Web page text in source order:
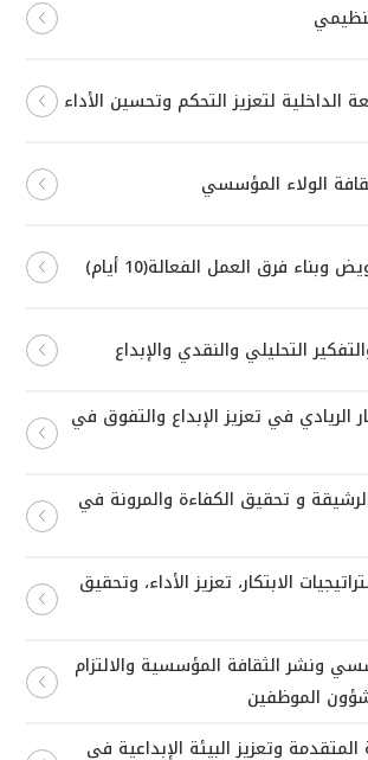
الداخلية لتعزيز التحكم وتحسين الأداء
الولاء المؤسسي
وبناء فرق العمل الفعالة(10 أيام)
التحليلي والنقدي والإبداع
الريادي في تعزيز الإبداع والتفوق في
و تحقيق الكفاءة والمرونة في
الابتكار، تعزيز الأداء، وتحقيق
ونشر الثقافة المؤسسية والالتزام
الموظفين
المتقدمة وتعزيز البيئة الإبداعية في